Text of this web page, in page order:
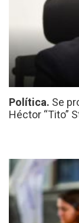
Política. Se
Héctor “Tito”